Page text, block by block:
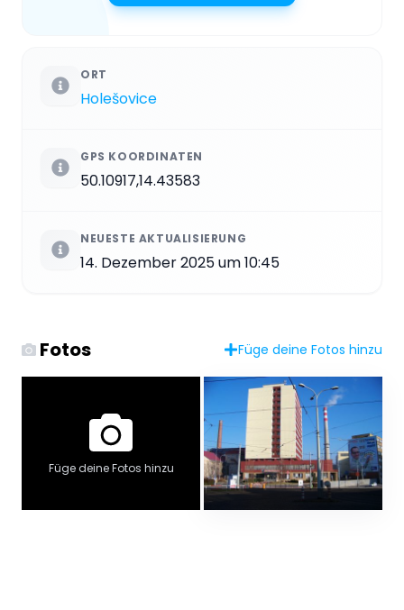
ORT
Holešovice
GPS KOORDINATEN
50.10917,14.43583
NEUESTE AKTUALISIERUNG
14. Dezember 2025 um 10:45
Fotos Füge deine Fotos hinzu
Füge deine Fotos hinzu